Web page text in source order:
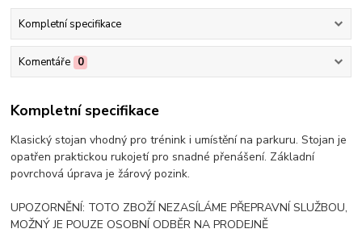
Kompletní specifikace
Komentáře 0
Kompletní specifikace
Klasický stojan vhodný pro trénink i umístění na parkuru. Stojan je
opatřen praktickou rukojetí pro snadné přenášení. Základní
povrchová úprava je žárový pozink.
UPOZORNĚNÍ: TOTO ZBOŽÍ NEZASÍLÁME PŘEPRAVNÍ SLUŽBOU,
MOŽNÝ JE POUZE OSOBNÍ ODBĚR NA PRODEJNĚ